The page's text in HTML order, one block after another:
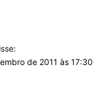
de 2011 às 17:30